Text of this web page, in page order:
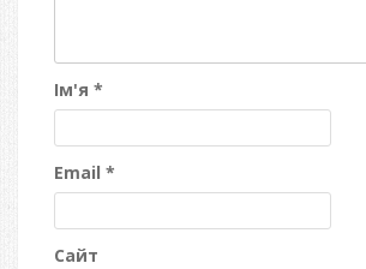
Ім'я *
Email *
Сайт